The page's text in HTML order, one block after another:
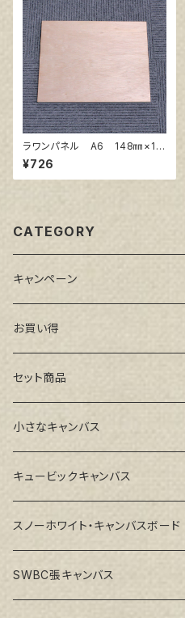
ラワンパネル A6 148㎜×10
5㎜
¥726
CATEGORY
キャンペーン
お買い得
セット商品
小さなキャンバス
キュービックキャンバス
スノーホワイト・キャンバスボード
SWBC張キャンバス